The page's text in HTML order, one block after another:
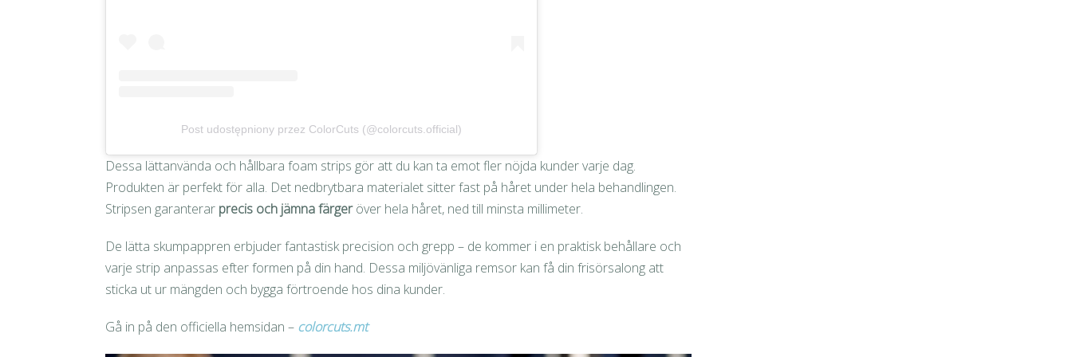
Post udostępniony przez ColorCuts (@colorcuts.official)
Dessa lättanvända och hållbara foam strips gör att du kan ta emot fler nöjda kunder varje dag.
Produkten är perfekt för alla. Det nedbrytbara materialet sitter fast på håret under hela behandlingen.
Stripsen garanterar precis och jämna färgeröver hela håret, ned till minsta millimeter.
De lätta skumpappren erbjuder fantastisk precision och grepp – de kommer i en praktisk behållare och
varje strip anpassas efter formen på din hand. Dessa miljövänliga remsor kan få din frisörsalong att
sticka ut ur mängden och bygga förtroende hos dina kunder.
Gå in på den officiella hemsidan – colorcuts.mt